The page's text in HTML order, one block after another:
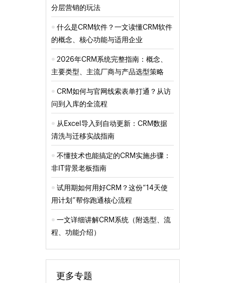
分层营销的玩法
什么是CRM软件？一文读懂CRM软件
的概念、核心功能与适用企业
2026年CRM系统完整指南：概念、
主要类型、主流厂商与产品选型策略
CRM如何与官网线索表单打通？从访
问到入库的全流程
从Excel导入到自动更新：CRM数据
清洗与迁移实战指南
不懂技术也能搞定的CRM实施步骤：
非IT背景老板指南
试用期如何用好CRM？这份“14天使
用计划”帮你跑通核心流程
一文详细讲解CRM系统（附选型、流
程、功能介绍）
更多专题